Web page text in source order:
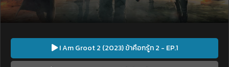
I Am Groot 2 (2023) ข้าคือกรู้ท 2 - EP.1